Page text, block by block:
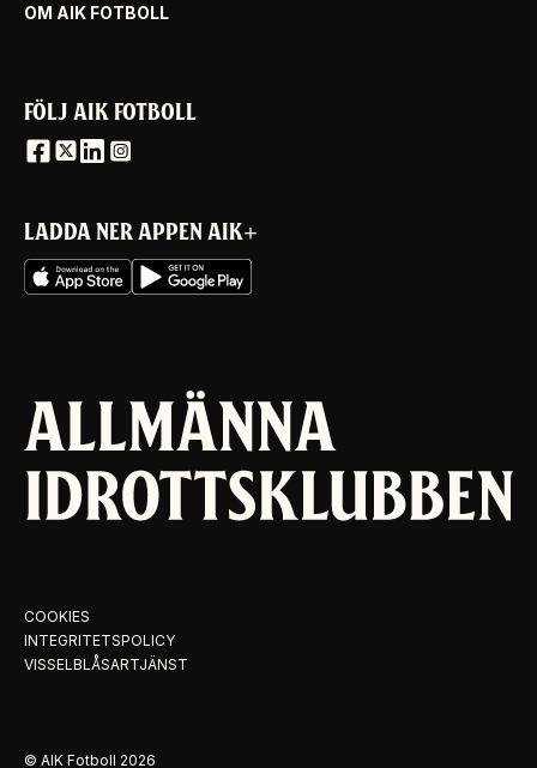
OM AIK FOTBOLL
FÖLJ AIK FOTBOLL
LADDA NER APPEN AIK+
COOKIES
INTEGRITETSPOLICY
VISSELBLÅSARTJÄNST
© AIK Fotboll 2026